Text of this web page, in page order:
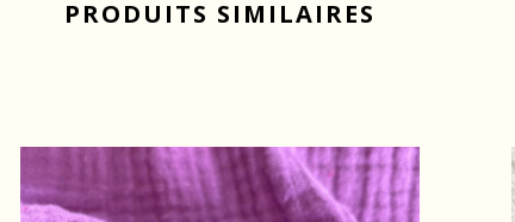
PRODUITS SIMILAIRES